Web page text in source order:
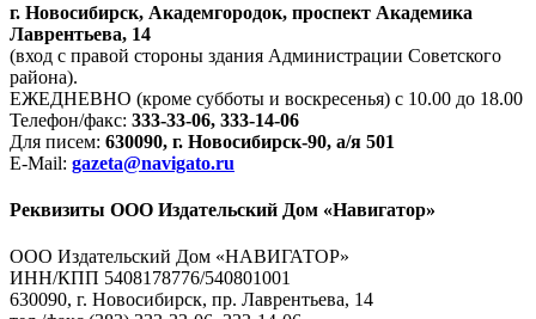
г. Новосибирск, Академгородок, проспект Академика
Лаврентьева, 14
(вход с правой стороны здания Администрации Советского
района).
ЕЖЕДНЕВНО (кроме субботы и воскресенья) с 10.00 до 18.00
Телефон/факс: 333-33-06, 333-14-06
Для писем: 630090, г. Новосибирск-90, а/я 501
E-Mail: gazeta@navigato.ru
Реквизиты ООО Издательский Дом «Навигатор»
ООО Издательский Дом «НАВИГАТОР»
ИНН/КПП 5408178776/540801001
630090, г. Новосибирск, пр. Лаврентьева, 14